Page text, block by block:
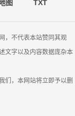
图 TXT
，不代表本站赞同其观
文字以及内容数据庞杂本
们，本网站将立即予以删